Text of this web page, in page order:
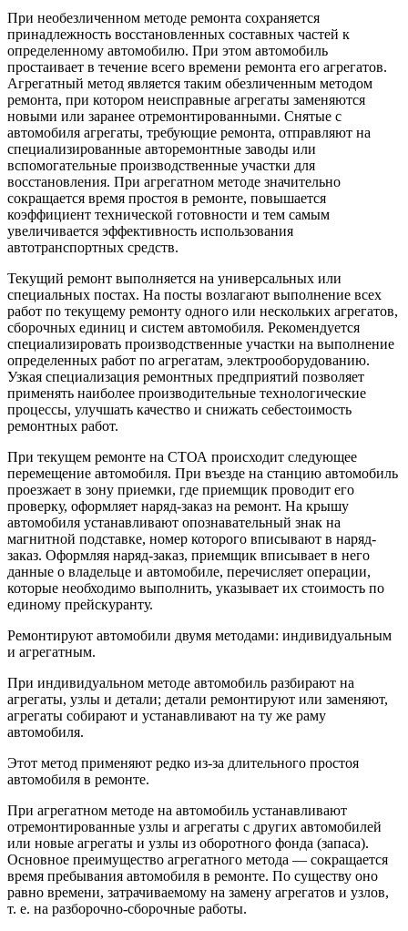
При необезличенном методе ремонта сохраняется
принадлежность восстановленных составных частей к
определенному автомобилю. При этом автомобиль
простаивает в течение всего времени ремонта его агрегатов.
Агрегатный метод является таким обезличенным методом
ремонта, при котором неисправные агрегаты заменяются
новыми или заранее отремонтированными. Снятые с
автомобиля агрегаты, требующие ремонта, отправляют на
специализированные авторемонтные заводы или
вспомогательные производственные участки для
восстановления. При агрегатном методе значительно
сокращается время простоя в ремонте, повышается
коэффициент технической готовности и тем самым
увеличивается эффективность использования
автотранспортных средств.
Текущий ремонт выполняется на универсальных или
специальных постах. На посты возлагают выполнение всех
работ по текущему ремонту одного или нескольких агрегатов,
сборочных единиц и систем автомобиля. Рекомендуется
специализировать производственные участки на выполнение
определенных работ по агрегатам, электрооборудованию.
Узкая специализация ремонтных предприятий позволяет
применять наиболее производительные технологические
процессы, улучшать качество и снижать себестоимость
ремонтных работ.
При текущем ремонте на СТОА происходит следующее
перемещение автомобиля. При въезде на станцию автомобиль
проезжает в зону приемки, где приемщик проводит его
проверку, оформляет наряд-заказ на ремонт. На крышу
автомобиля устанавливают опознавательный знак на
магнитной подставке, номер которого вписывают в наряд-
заказ. Оформляя наряд-заказ, приемщик вписывает в него
данные о владельце и автомобиле, перечисляет операции,
которые необходимо выполнить, указывает их стоимость по
единому прейскуранту.
Ремонтируют автомобили двумя методами: индивидуальным
и агрегатным.
При индивидуальном методе автомобиль разбирают на
агрегаты, узлы и детали; детали ремонтируют или заменяют,
агрегаты собирают и устанавливают на ту же раму
автомобиля.
Этот метод применяют редко из-за длительного простоя
автомобиля в ремонте.
При агрегатном методе на автомобиль устанавливают
отремонтированные узлы и агрегаты с других автомобилей
или новые агрегаты и узлы из оборотного фонда (запаса).
Основное преимущество агрегатного метода — сокращается
время пребывания автомобиля в ремонте. По существу оно
равно времени, затрачиваемому на замену агрегатов и узлов,
т. е. на разборочно-сборочные работы.